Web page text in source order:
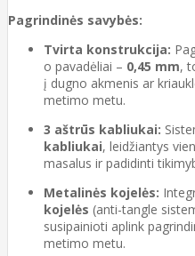
Pagrindinės savybės:
Tvirta konstrukcija:
o pavadėliai – 0,45 mm,
į dugno akmenis ar
metimo metu.
3 aštrūs kabliukai:
kabliukai, leidžiantys
masalus ir padidinti
Metalinės kojelės:
kojelės (anti-tangle
susipainioti aplink
metimo metu.